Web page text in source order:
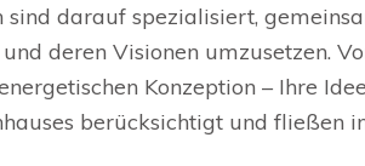
sind darauf spezialisiert,
deren Visionen umzusetzen.
Konzeption – Ihre
berücksichtigt und fließen